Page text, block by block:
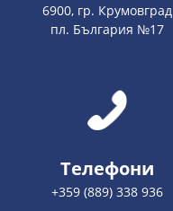
6900, гр. Крумовград
пл. България №17
Телефони
+359 (889) 338 936